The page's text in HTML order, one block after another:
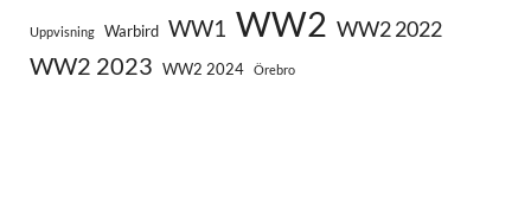
Uppvisning Warbird WW1 WW2 WW2 2022
WW2 2023 WW2 2024 Örebro